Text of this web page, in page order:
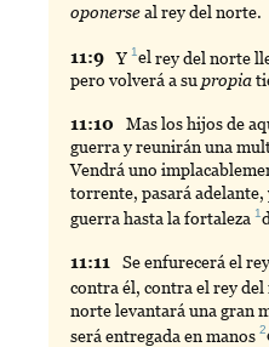
oponerseal rey del norte.
11:9 Y 1el rey del norte
pero volverá a supropia
11:10 Maslos hijos de
guerra y reunirán una
Vendrá uno
torrente, pasará
guerra hasta la fortaleza1
11:11 Seenfurecerá el
contra él, contra el rey
norte levantará una gran
será entregada en manos2